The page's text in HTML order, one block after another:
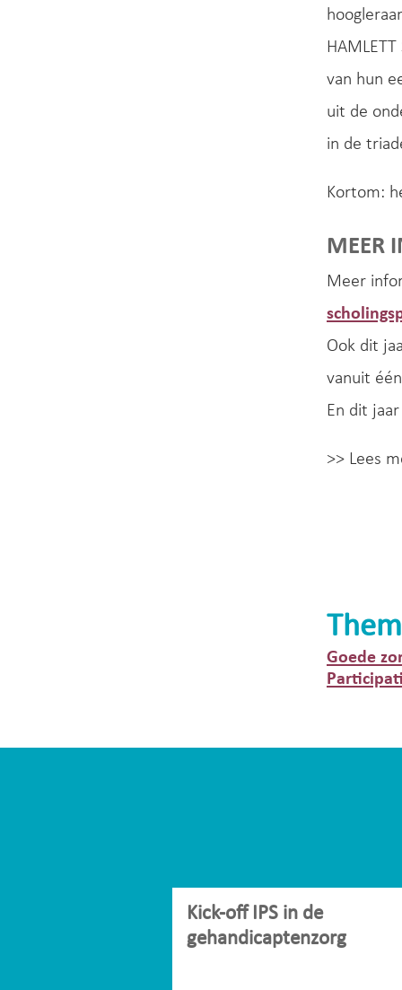
van hun
uit de
in de
Kortom:
MEER
Meer
Ook dit
vanuit
En dit
>> Lees
Goede
Kick-off IPS in de
gehandicaptenzorg